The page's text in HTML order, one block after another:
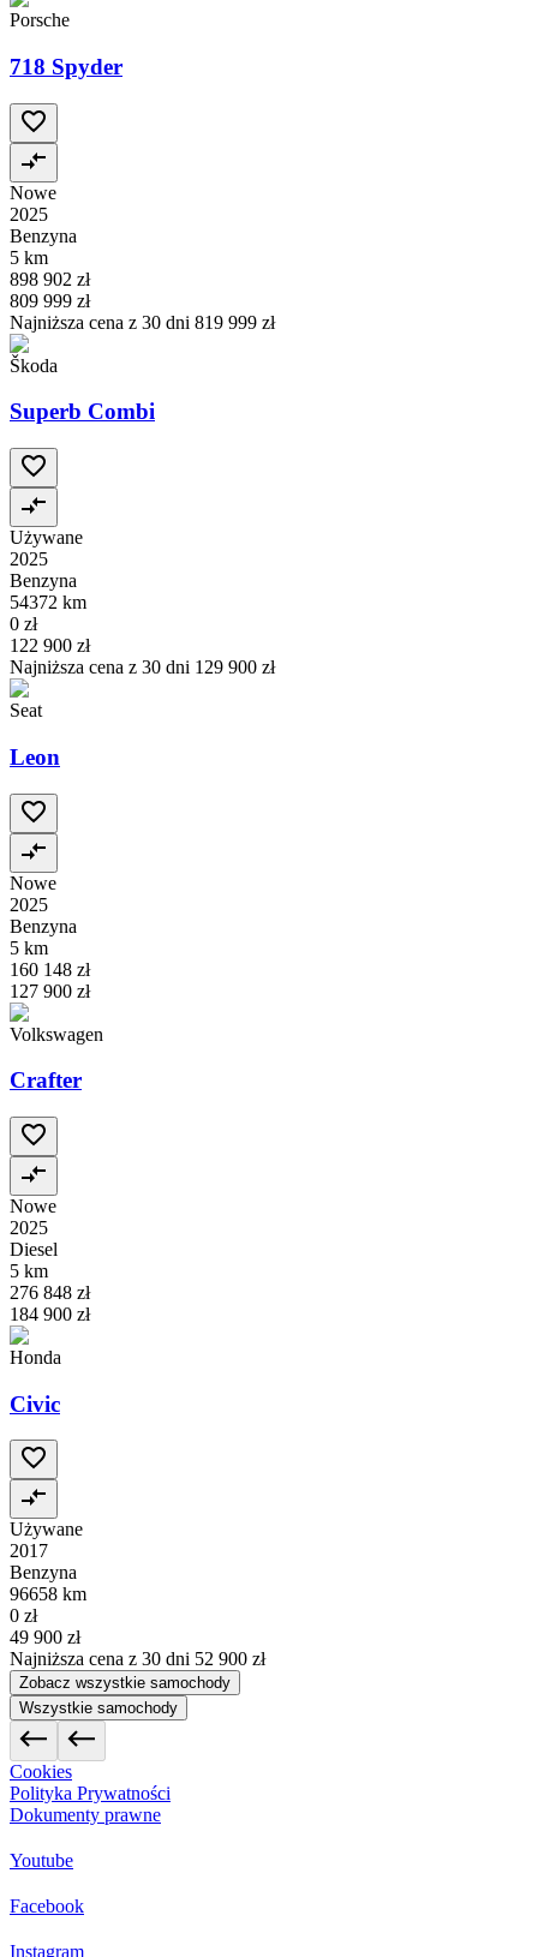
Porsche
718 Spyder
Nowe
2025
Benzyna
5 km
898 902 zł
809 999 zł
Najniższa cena z 30 dni 819 999 zł
Škoda
Superb Combi
Używane
2025
Benzyna
54372 km
0 zł
122 900 zł
Najniższa cena z 30 dni 129 900 zł
Seat
Leon
Nowe
2025
Benzyna
5 km
160 148 zł
127 900 zł
Volkswagen
Crafter
Nowe
2025
Diesel
5 km
276 848 zł
184 900 zł
Honda
Civic
Używane
2017
Benzyna
96658 km
0 zł
49 900 zł
Najniższa cena z 30 dni 52 900 zł
Zobacz wszystkie samochody
Wszystkie samochody
Cookies
Polityka Prywatności
Dokumenty prawne
Youtube
Facebook
Instagram